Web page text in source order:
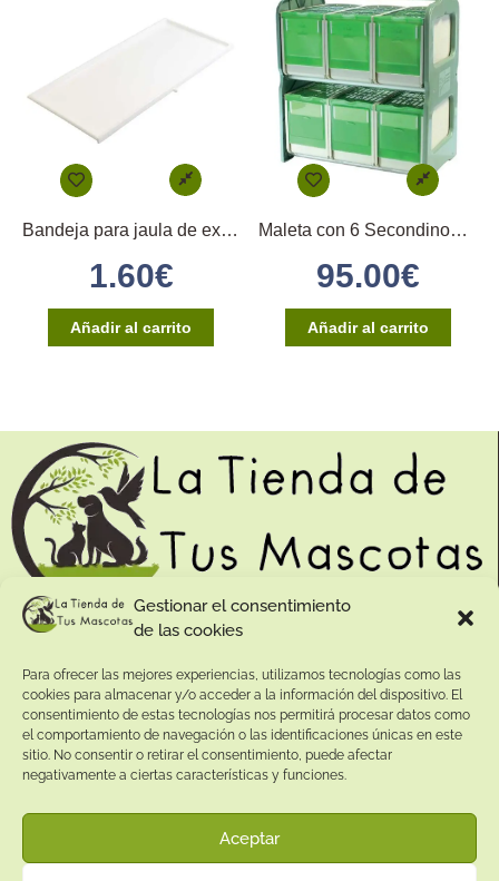
Gestionar el consentimiento
de las cookies
Para ofrecer las mejores experiencias, utilizamos tecnologías como las
cookies para almacenar y/o acceder a la información del dispositivo. El
consentimiento de estas tecnologías nos permitirá procesar datos como
el comportamiento de navegación o las identificaciones únicas en este
sitio. No consentir o retirar el consentimiento, puede afectar
negativamente a ciertas características y funciones.
Aceptar
Bandeja para jaula de exposición 2GR315
1.60€
Añadir al carrito
Maleta con 6 Secondinos medios
95.00€
Añadir al carrito
Contacto:
Dirección:
Calle Pepe Jiménez 19, Rute, 14950 Códoba. España
Teléfono:
+34641081328
Email:
info@latiendadetusmascotas.com
Enlaces de interés: